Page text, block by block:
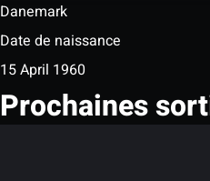
Danemark
Date de naissance
15 April 1960
Prochaines